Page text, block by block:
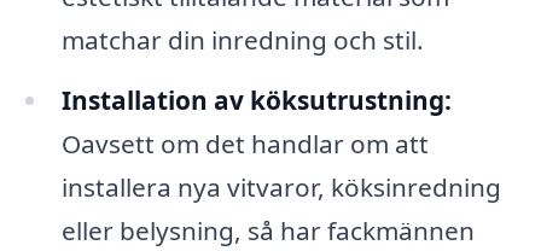
matchar din inredning och stil.
Installation av köksutrustning:
Oavsett om det handlar om att
installera nya vitvaror, köksinredning
eller belysning, så har fackmännen